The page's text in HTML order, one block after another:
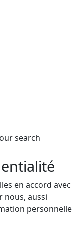
search
en accord avec
nous, aussi
personnelle